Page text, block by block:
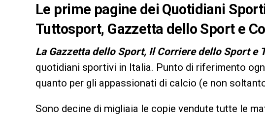
Le prime pagine dei Quotidiani
Tuttosport, Gazzetta dello Sport e
La Gazzetta dello Sport, Il Corriere dello Sport e
quotidiani sportivi in Italia. Punto di riferimento
quanto per gli appassionati di calcio (e non
Sono decine di migliaia le copie vendute tutte le